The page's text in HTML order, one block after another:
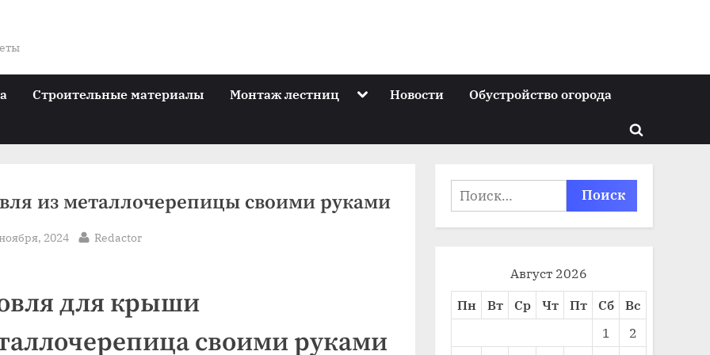
Строительные материалы Монтаж лестниц ToggleНовости Обустройство огорода
Toggle
form
из металлочерепицы своими руками
2024 By
Redactor
для крыши
своими руками
Найти:
Август 2026
Пн
Вт Ср Чт Пт Сб
Вс
1
2